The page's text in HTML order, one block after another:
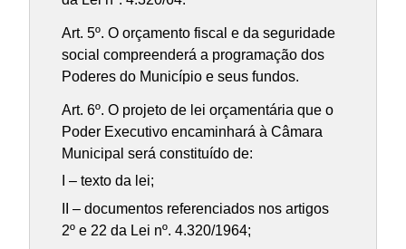
Art. 5º. O orçamento fiscal e da seguridade
social compreenderá a programação dos
Poderes do Município e seus fundos.
Art. 6º. O projeto de lei orçamentária que o
Poder Executivo encaminhará à Câmara
Municipal será constituído de:
I – texto da lei;
II – documentos referenciados nos artigos
2º e 22 da Lei nº. 4.320/1964;